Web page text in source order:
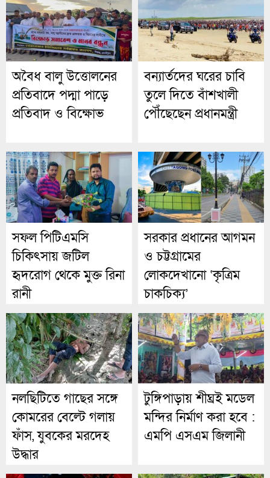
অবৈধ বালু উত্তোলনের
প্রতিবাদে পদ্মা পাড়ে
প্রতিবাদ ও বিক্ষোভ
বন্যার্তদের ঘরের চাবি
তুলে দিতে বাঁশখালী
পৌঁছেছেন প্রধানমন্ত্রী
সফল পিটিএমসি
চিকিৎসায় জটিল
হৃদরোগ থেকে মুক্ত রিনা
রানী
সরকার প্রধানের আগমন
ও চট্টগ্রামের
লোকদেখানো ‘কৃত্রিম
চাকচিক্য’
নলছিটিতে গাছের সঙ্গে
কোমরের বেল্টে গলায়
ফাঁস, যুবকের মরদেহ
উদ্ধার
টুঙ্গিপাড়ায় শীঘ্রই মডেল
মন্দির নির্মাণ করা হবে :
এমপি এসএম জিলানী